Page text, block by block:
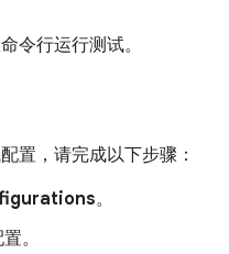
令行运行测试。
置，请完成以下步骤：
。
。